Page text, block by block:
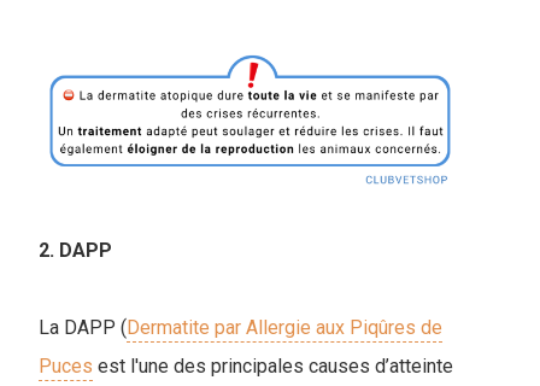
2. DAPP
La DAPP (Dermatite par Allergie aux Piqûres de
Puces est l'une des principales causes d’atteinte